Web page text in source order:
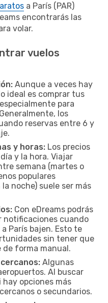
a París (PAR)
encontrarás las
volar.
vuelos
Aunque a veces hay
ideal es comprar tus
para
los
reservas entre 6 y
y horas: Los precios
y la hora. Viajar
semana (martes o
populares
noche) suele ser más
Con eDreams podrás
notificaciones cuando
París bajen. Esto te
sin tener que
forma manual.
Algunas
Al buscar
hay opciones más
o secundarios.